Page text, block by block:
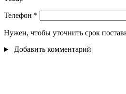
Телефон *
Нужен, чтобы уточнить срок
Добавить комментарий